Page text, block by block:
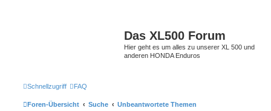
Das XL500 Forum
Hier geht es um alles zu unserer XL 500 und
anderen HONDA Enduros
Schnellzugriff FAQ
Foren-Übersicht Suche Unbeantwortete Themen